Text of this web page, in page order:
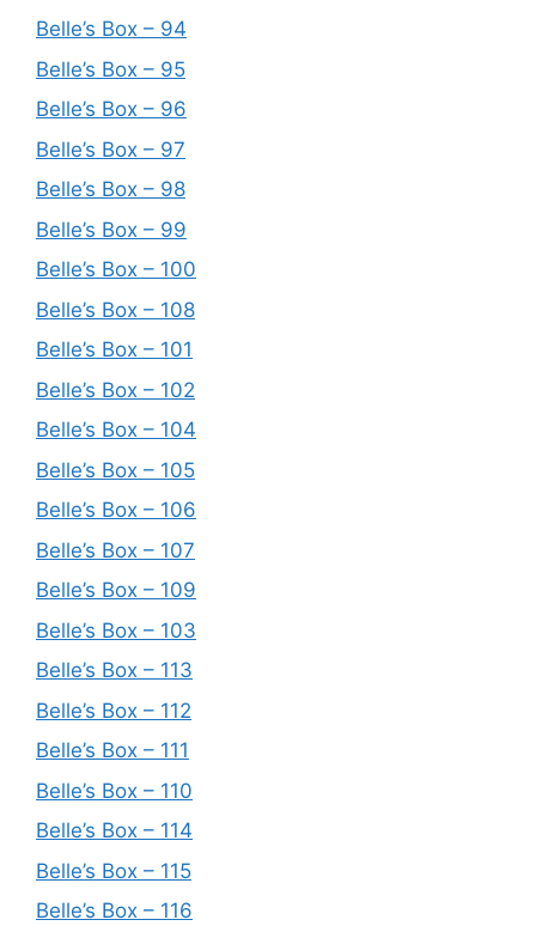
Belle’s Box – 94
Belle’s Box – 95
Belle’s Box – 96
Belle’s Box – 97
Belle’s Box – 98
Belle’s Box – 99
Belle’s Box – 100
Belle’s Box – 108
Belle’s Box – 101
Belle’s Box – 102
Belle’s Box – 104
Belle’s Box – 105
Belle’s Box – 106
Belle’s Box – 107
Belle’s Box – 109
Belle’s Box – 103
Belle’s Box – 113
Belle’s Box – 112
Belle’s Box – 111
Belle’s Box – 110
Belle’s Box – 114
Belle’s Box – 115
Belle’s Box – 116